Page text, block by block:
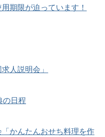
期限が迫っています！
人説明会」
日程
かんたんおせち料理を作